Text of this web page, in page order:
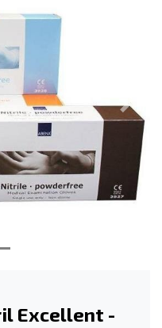
Excellent -